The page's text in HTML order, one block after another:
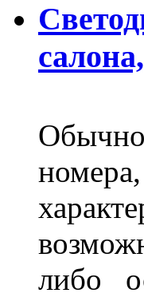
либо